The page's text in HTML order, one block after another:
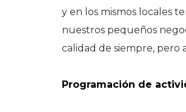
y en los mismos locales
nuestros pequeños
calidad de siempre, pero
Programación de